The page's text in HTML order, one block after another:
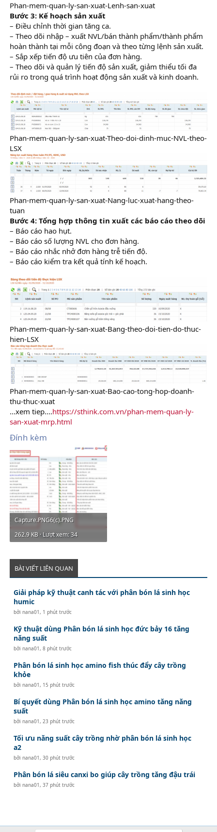
Phan-mem-quan-ly-san-xuat-Lenh-san-xuat
Bước 3: Kế hoạch sản xuất
– Điều chỉnh thời gian tăng ca.
– Theo dõi nhập – xuất NVL/bán thành phẩm/thành phẩm
hoàn thành tại mỗi công đoạn và theo từng lệnh sản xuất.
– Sắp xếp tiến độ ưu tiên của đơn hàng.
– Theo dõi và quản lý tiến độ sản xuất, giảm thiểu tối đa
rủi ro trong quá trình hoạt động sản xuất và kinh doanh.
Phan-mem-quan-ly-san-xuat-Theo-doi-dinh-muc-NVL-theo-
LSX
Phan-mem-quan-ly-san-xuat-Nang-luc-xuat-hang-theo-
tuan
Bước 4: Tổng hợp thông tin xuất các báo cáo theo dõi
– Báo cáo hao hụt.
– Báo cáo số lượng NVL cho đơn hàng.
– Báo cáo nhắc nhở đơn hàng trễ tiến độ.
– Báo cáo kiểm tra kết quả tính kế hoạch.
Phan-mem-quan-ly-san-xuat-Bang-theo-doi-tien-do-thuc-
hien-LSX
Phan-mem-quan-ly-san-xuat-Bao-cao-tong-hop-doanh-
thu-thuc-xuat
...xem tiep....https://sthink.com.vn/phan-mem-quan-ly-
san-xuat-mrp.html
Đính kèm
Capture.PNG6(c).PNG
262.9 KB · Lượt xem: 34
BÀI VIẾT LIÊN QUAN
Giải pháp kỹ thuật canh tác với phân bón lá sinh học
humic
bởinana01, 1 phút trước
Kỹ thuật dùng Phân bón lá sinh học đức bảy 16 tăng
năng suất
bởinana01,8 phút trước
Phân bón lá sinh học amino fish thúc đẩy cây trồng
khỏe
bởinana01, 15 phút trước
Bí quyết dùng Phân bón lá sinh học amino tăng năng
suất
bởinana01,23 phút trước
Tối ưu năng suất cây trồng nhờ phân bón lá sinh học
a2
bởinana01,30 phút trước
Phân bón lá siêu canxi bo giúp cây trồng tăng đậu trái
bởinana01,37 phút trước